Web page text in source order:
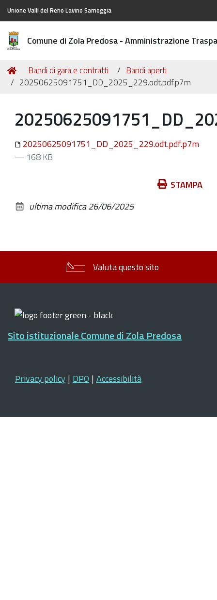
Unione Valli del Reno Lavino Samoggia
Comune di Zola Predosa - Amministrazione
Tu
sei
Home
Bandi di gara e contratti
Bandi aperti
20250625091751_DD_2025_229.odt.pdf.p7m
20250625091751_DD_2025_229.odt.pdf.p7m
— 168 KB
documento
STAMPA
ultima modifica26/06/2025
Valuta questo sito
Sito istituzionale Comune di Zola Predosa
Privacy policy | DPO | Accessibilità